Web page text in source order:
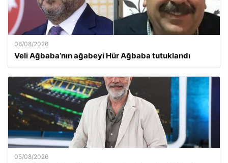
06/08/2026
Veli Ağbaba’nın ağabeyi Hür Ağbaba tutuklandı
05/08/2026